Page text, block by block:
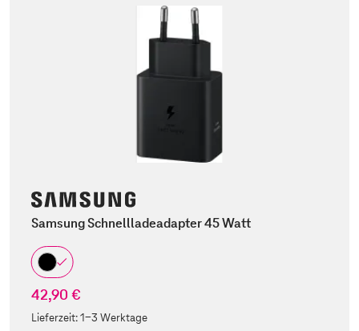
Samsung Schnellladeadapter 45 Watt
42,90 €
Lieferzeit:1-3 Werktage